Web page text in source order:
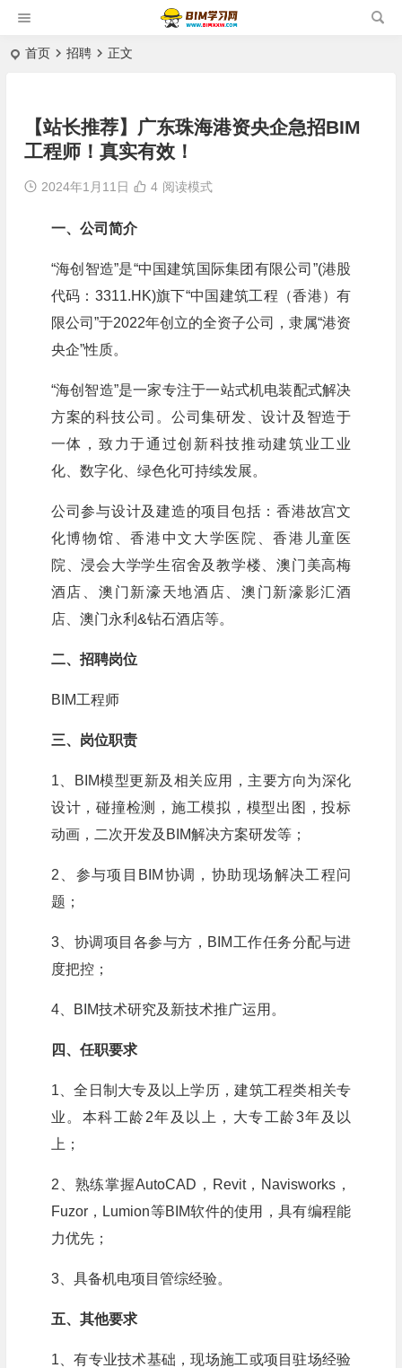
首页 招聘 正文
【站长推荐】广东珠海港资央企急招BIM
工程师！真实有效！
2024年1月11日 4 阅读模式
一、公司简介
“海创智造”是“中国建筑国际集团有限公司”(港股
代码：3311.HK)旗下“中国建筑工程（香港）有
限公司”于2022年创立的全资子公司，隶属“港资
央企”性质。
“海创智造”是一家专注于一站式机电装配式解决
方案的科技公司。公司集研发、设计及智造于
一体，致力于通过创新科技推动建筑业工业
化、数字化、绿色化可持续发展。
公司参与设计及建造的项目包括：香港故宫文
化博物馆、香港中文大学医院、香港儿童医
院、浸会大学学生宿舍及教学楼、澳门美高梅
酒店、澳门新濠天地酒店、澳门新濠影汇酒
店、澳门永利&钻石酒店等。
二、招聘岗位
BIM工程师
三、岗位职责
1、BIM模型更新及相关应用，主要方向为深化
设计，碰撞检测，施工模拟，模型出图，投标
动画，二次开发及BIM解决方案研发等；
2、参与项目BIM协调，协助现场解决工程问
题；
3、协调项目各参与方，BIM工作任务分配与进
度把控；
4、BIM技术研究及新技术推广运用。
四、任职要求
1、全日制大专及以上学历，建筑工程类相关专
业。本科工龄2年及以上，大专工龄3年及以
上；
2、熟练掌握AutoCAD，Revit，Navisworks，
Fuzor，Lumion等BIM软件的使用，具有编程能
力优先；
3、具备机电项目管综经验。
五、其他要求
1、有专业技术基础，现场施工或项目驻场经验